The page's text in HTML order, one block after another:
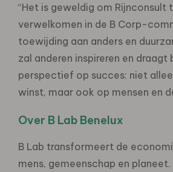
“Het is geweldig om Rijnconsult
verwelkomen in de B Corp-
toewijding aan anders en
zal anderen inspireren en draagt
perspectief op succes: niet
winst, maar ook op mensen en
Over B Lab Benelux
B Lab transformeert de
mens, gemeenschap en